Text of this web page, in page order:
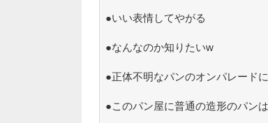
●いい表情してやがる
●なんなのか知りたいw
●正体不明なパンのオンパレード
●このパン屋に普通の造形のパン